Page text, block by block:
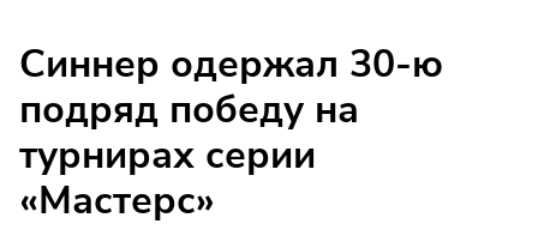
Синнер одержал 30-ю
подряд победу на
турнирах серии
«Мастерс»